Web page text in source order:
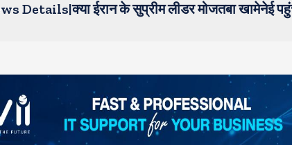
Details|क्या ईरान के सुप्रीम लीडर मोजतबा खामेनेई